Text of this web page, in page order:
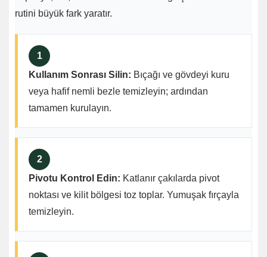
rutini büyük fark yaratır.
1
Kullanım Sonrası Silin: Bıçağı ve gövdeyi kuru
veya hafif nemli bezle temizleyin; ardından
tamamen kurulayın.
2
Pivotu Kontrol Edin: Katlanır çakılarda pivot
noktası ve kilit bölgesi toz toplar. Yumuşak fırçayla
temizleyin.